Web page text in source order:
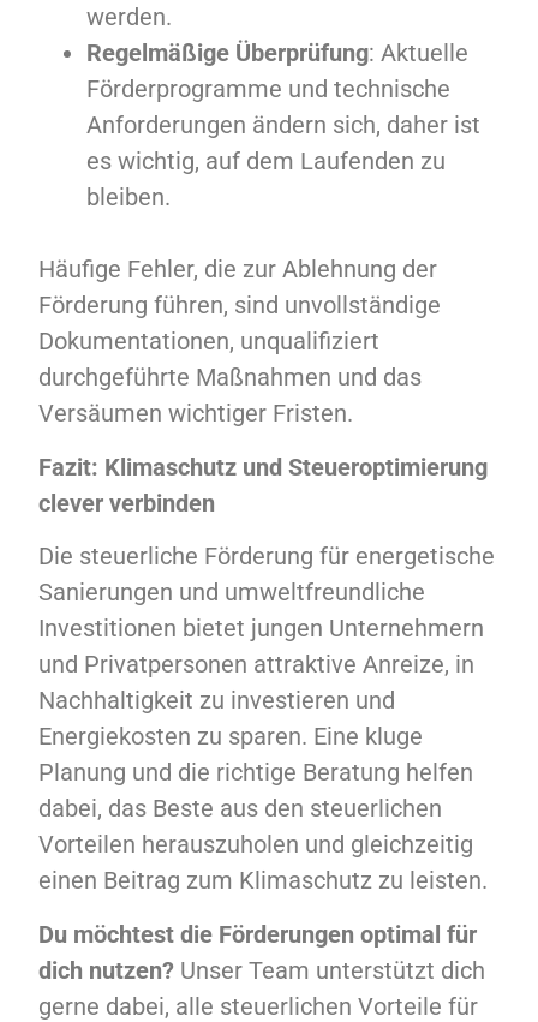
werden.
Regelmäßige Überprüfung: Aktuelle
Förderprogramme und technische
Anforderungen ändern sich, daher ist
es wichtig, auf dem Laufenden zu
bleiben.
Häufige Fehler, die zur Ablehnung der
Förderung führen, sind unvollständige
Dokumentationen, unqualifiziert
durchgeführte Maßnahmen und das
Versäumen wichtiger Fristen.
Fazit: Klimaschutz und Steueroptimierung
clever verbinden
Die steuerliche Förderung für energetische
Sanierungen und umweltfreundliche
Investitionen bietet jungen Unternehmern
und Privatpersonen attraktive Anreize, in
Nachhaltigkeit zu investieren und
Energiekosten zu sparen. Eine kluge
Planung und die richtige Beratung helfen
dabei, das Beste aus den steuerlichen
Vorteilen herauszuholen und gleichzeitig
einen Beitrag zum Klimaschutz zu leisten.
Du möchtest die Förderungen optimal für
dich nutzen? Unser Team unterstützt dich
gerne dabei, alle steuerlichen Vorteile für